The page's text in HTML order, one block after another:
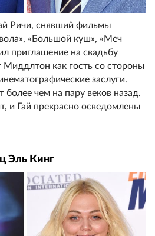
Ричи, снявший фильмы
«Большой куш», «Меч
приглашение на свадьбу
Миддлтон как гость со стороны
заслуги.
более чем на пару веков назад.
и Гай прекрасно осведомлены
Эль Кинг